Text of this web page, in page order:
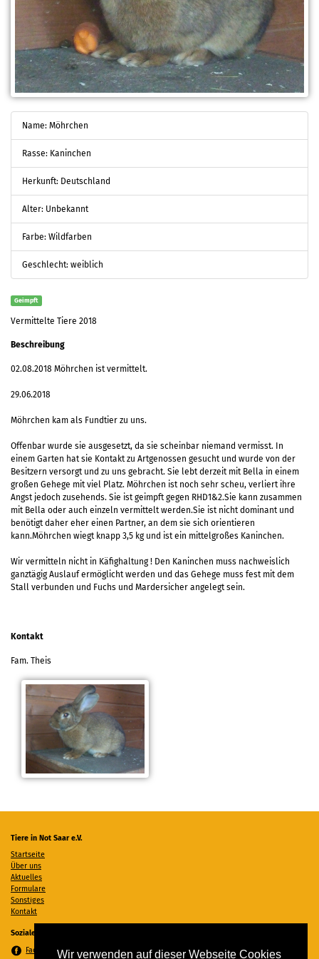
Wir verwenden auf dieser Webseite Cookies
Name: Möhrchen
Rasse: Kaninchen
Herkunft: Deutschland
Alter: Unbekannt
Farbe: Wildfarben
Geschlecht: weiblich
Geimpft
Vermittelte Tiere 2018
Beschreibung
02.08.2018 Möhrchen ist vermittelt.
29.06.2018
Möhrchen kam als Fundtier zu uns.
Offenbar wurde sie ausgesetzt, da sie scheinbar niemand vermisst. In
einem Garten hat sie Kontakt zu Artgenossen gesucht und wurde von der
Besitzern versorgt und zu uns gebracht. Sie lebt derzeit mit Bella in einem
großen Gehege mit viel Platz. Möhrchen ist noch sehr scheu, verliert ihre
Angst jedoch zusehends. Sie ist geimpft gegen RHD1&2.Sie kann zusammen
mit Bella oder auch einzeln vermittelt werden.Sie ist nicht dominant und
benötigt daher eher einen Partner, an dem sie sich orientieren
kann.Möhrchen wiegt knapp 3,5 kg und ist ein mittelgroßes Kaninchen.
Wir vermitteln nicht in Käfighaltung ! Den Kaninchen muss nachweislich
ganztägig Auslauf ermöglicht werden und das Gehege muss fest mit dem
Stall verbunden und Fuchs und Mardersicher angelegt sein.
Kontakt
Fam. Theis
Tiere in Not Saar e.V.
Startseite
Über uns
Aktuelles
Formulare
Sonstiges
Kontakt
Soziale Medien
Facebook